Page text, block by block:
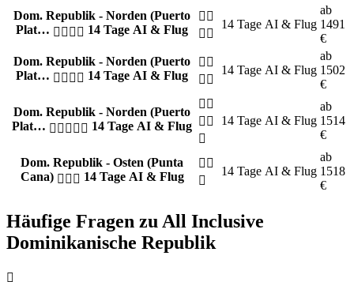
Dom. Republik - Norden (Puerto
Plat…
14 Tage AI & Flug 14 Tage AI & Flug
ab
1491
€
Dom. Republik - Norden (Puerto
Plat…
14 Tage AI & Flug 14 Tage AI & Flug
ab
1502
€
Dom. Republik - Norden (Puerto
Plat…
14 Tage AI & Flug 14 Tage AI & Flug
ab
1514
€
Dom. Republik - Osten (Punta
Cana)
14 Tage AI & Flug 14 Tage AI & Flug
ab
1518
€
Häufige Fragen zu All Inclusive
Dominikanische Republik